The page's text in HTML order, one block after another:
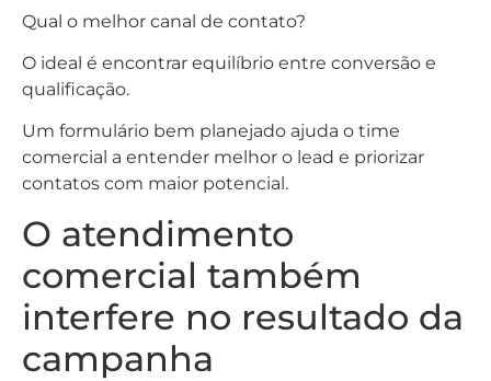
Qual o melhor canal de contato?
O ideal é encontrar equilíbrio entre conversão e
qualificação.
Um formulário bem planejado ajuda o time
comercial a entender melhor o lead e priorizar
contatos com maior potencial.
O atendimento
comercial também
interfere no resultado da
campanha